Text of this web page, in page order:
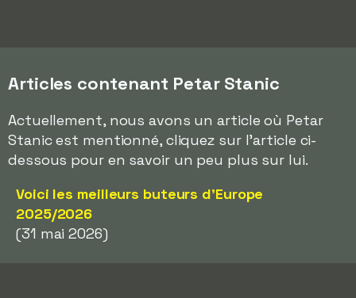
Articles contenant Petar Stanic
Actuellement, nous avons un article où Petar
Stanic est mentionné, cliquez sur l'article ci-
dessous pour en savoir un peu plus sur lui.
Voici les meilleurs buteurs d'Europe
2025/2026
(31 mai 2026)